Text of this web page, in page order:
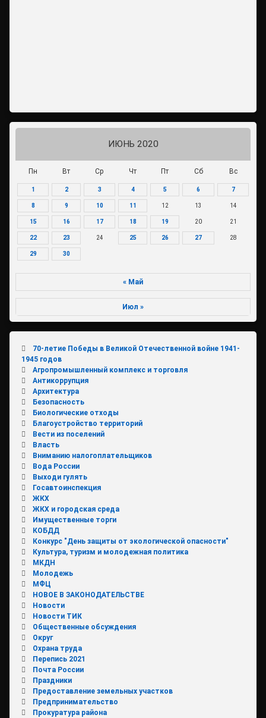
ИЮНЬ 2020
Пн Вт Ср Чт Пт Сб Вс
1 2 3 4 5 6 7
8 9 10 11 12 13 14
15 16 17 18 19 20 21
22 23 24 25 26 27 28
29 30
« Май
Июл »
70-летие Победы в Великой Отечественной войне 1941-
1945 годов
Агропромышленный комплекс и торговля
Антикоррупция
Архитектура
Безопасность
Биологические отходы
Благоустройство территорий
Вести из поселений
Власть
Вниманию налогоплательщиков
Вода России
Выходи гулять
Госавтоинспекция
ЖКХ
ЖКХ и городская среда
Имущественные торги
КОБДД
Конкурс "День защиты от экологической опасности"
Культура, туризм и молодежная политика
МКДН
Молодежь
МФЦ
НОВОЕ В ЗАКОНОДАТЕЛЬСТВЕ
Новости
Новости ТИК
Общественные обсуждения
Округ
Охрана труда
Перепись 2021
Почта России
Праздники
Предоставление земельных участков
Предпринимательство
Прокуратура района